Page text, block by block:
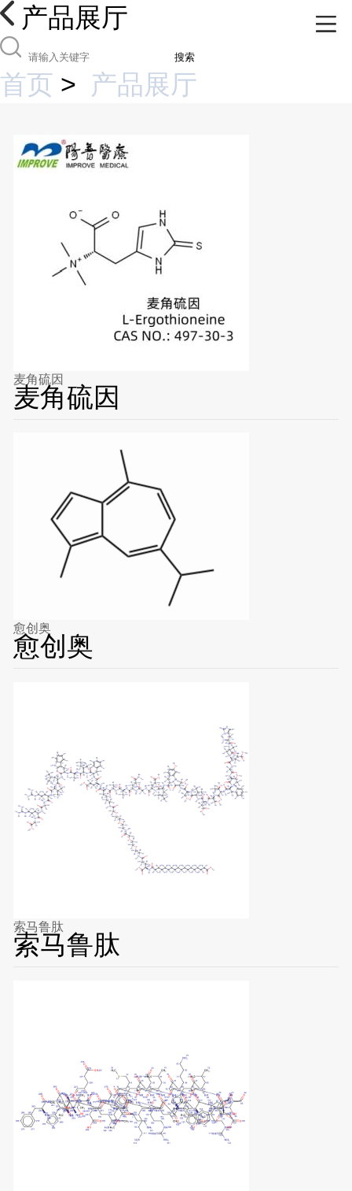
产品展厅
搜索
首页 > 产品展厅
麦角硫因
麦角硫因
愈创奥
愈创奥
索马鲁肽
索马鲁肽